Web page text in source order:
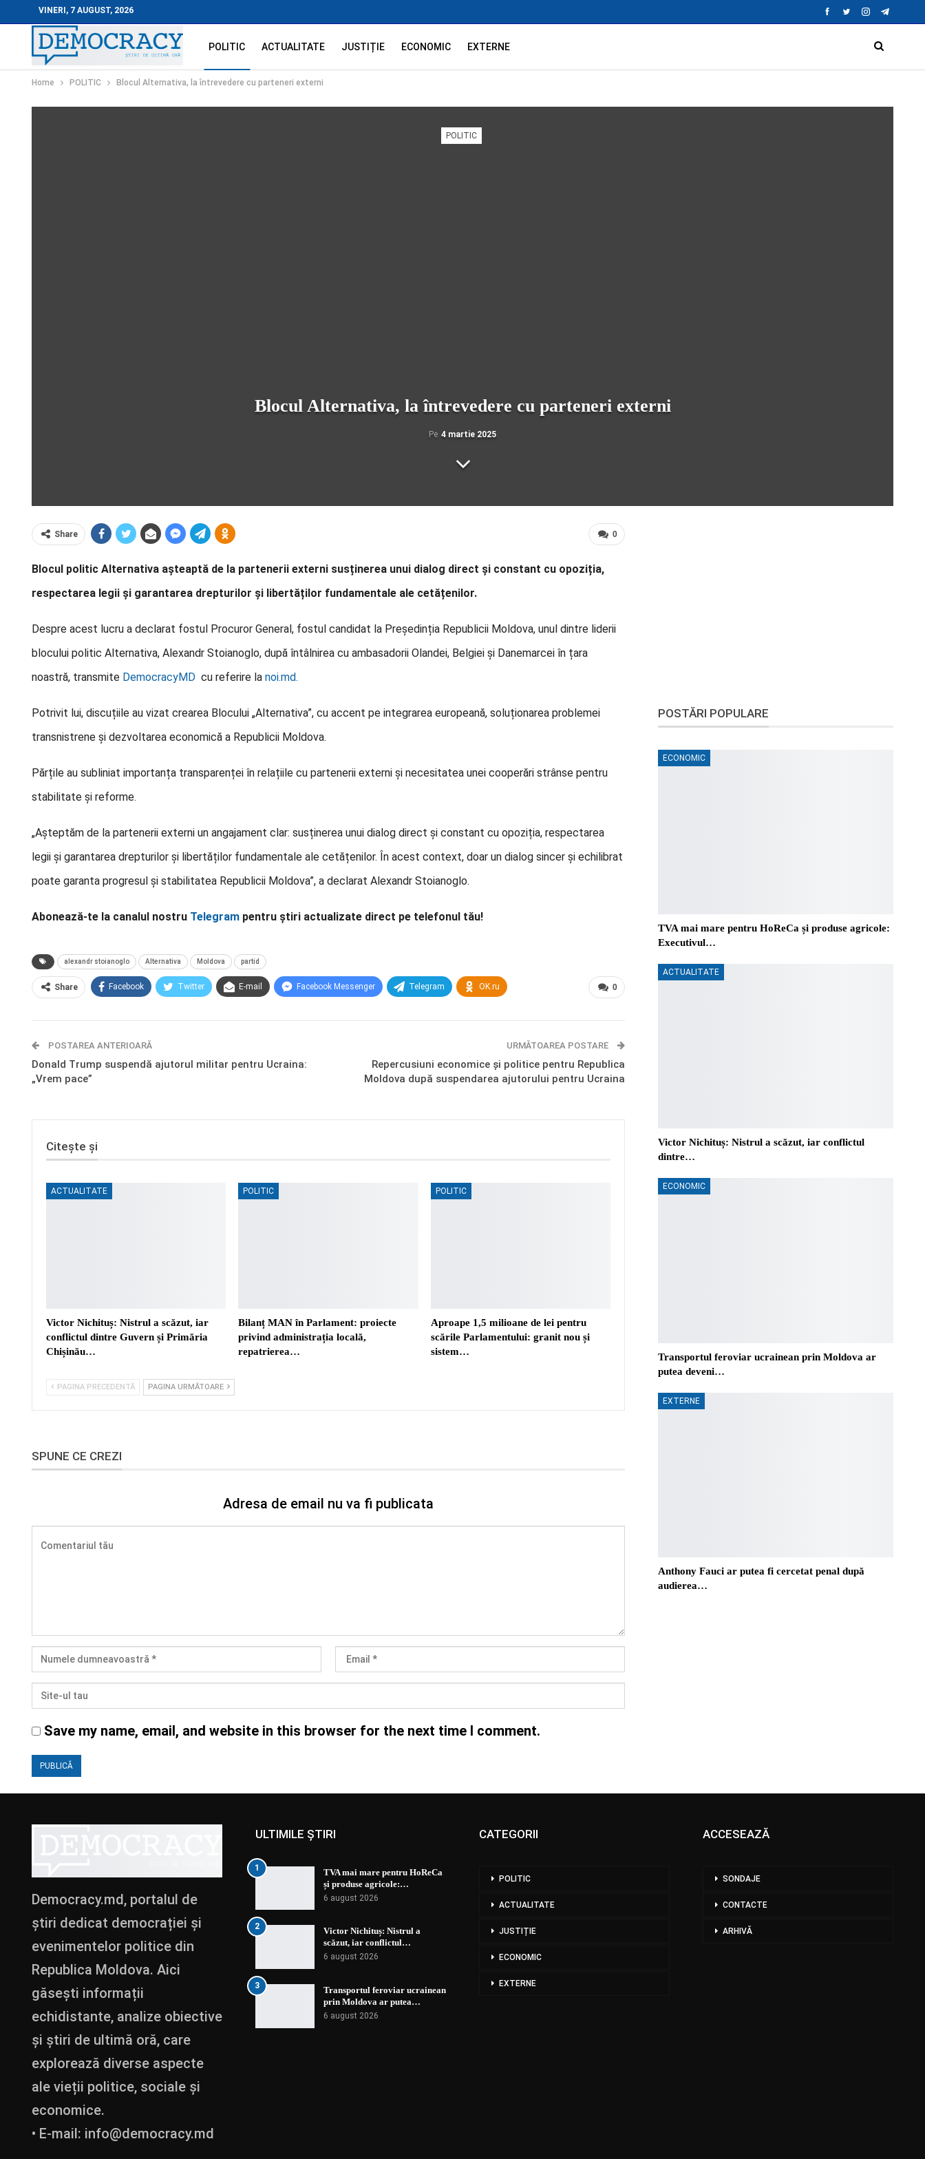
VINERI, 7 AUGUST, 2026
POLITIC ACTUALITATE JUSTIȚIE ECONOMIC EXTERNE
Home POLITIC Blocul Alternativa, la întrevedere cu parteneri externi
POLITIC
Blocul Alternativa, la întrevedere cu parteneri externi
Pe 4 martie 2025
0
Share
Blocul politic Alternativa așteaptă de la partenerii externi susținerea unui dialog direct și constant cu opoziția,
respectarea legii și garantarea drepturilor și libertăților fundamentale ale cetățenilor.
Despre acest lucru a declarat fostul Procuror General, fostul candidat la Președinția Republicii Moldova, unul dintre liderii
blocului politic Alternativa, Alexandr Stoianoglo, după întâlnirea cu ambasadorii Olandei, Belgiei și Danemarcei în țara
noastră, transmite DemocracyMD cu referire la noi.md.
Potrivit lui, discuțiile au vizat crearea Blocului „Alternativa”, cu accent pe integrarea europeană, soluționarea problemei
transnistrene și dezvoltarea economică a Republicii Moldova.
Părțile au subliniat importanța transparenței în relațiile cu partenerii externi și necesitatea unei cooperări strânse pentru
stabilitate și reforme.
„Așteptăm de la partenerii externi un angajament clar: susținerea unui dialog direct și constant cu opoziția, respectarea
legii și garantarea drepturilor și libertăților fundamentale ale cetățenilor. În acest context, doar un dialog sincer și echilibrat
poate garanta progresul și stabilitatea Republicii Moldova”, a declarat Alexandr Stoianoglo.
Abonează-te la canalul nostru Telegram pentru știri actualizate direct pe telefonul tău!
alexandr stoianoglo Alternativa Moldova partid
0
Share Facebook Twitter E-mail Facebook Messenger Telegram OK.ru
POSTAREA ANTERIOARĂ
Donald Trump suspendă ajutorul militar pentru Ucraina:
„Vrem pace”
URMĂTOAREA POSTARE
Repercusiuni economice și politice pentru Republica
Moldova după suspendarea ajutorului pentru Ucraina
Citește și
ACTUALITATE
Victor Nichituș: Nistrul a scăzut, iar
conflictul dintre Guvern și Primăria
Chișinău…
POLITIC
Bilanț MAN în Parlament: proiecte
privind administrația locală,
repatrierea…
POLITIC
Aproape 1,5 milioane de lei pentru
scările Parlamentului: granit nou și
sistem…
PAGINA PRECEDENTĂ PAGINA URMĂTOARE
SPUNE CE CREZI
Adresa de email nu va fi publicata
Save my name, email, and website in this browser for the next time I comment.
POSTĂRI POPULARE
ECONOMIC
TVA mai mare pentru HoReCa și produse agricole:
Executivul…
ACTUALITATE
Victor Nichituș: Nistrul a scăzut, iar conflictul
dintre…
ECONOMIC
Transportul feroviar ucrainean prin Moldova ar
putea deveni…
EXTERNE
Anthony Fauci ar putea fi cercetat penal după
audierea…
Democracy.md, portalul de
știri dedicat democrației și
evenimentelor politice din
Republica Moldova. Aici
găsești informații
echidistante, analize obiective
și știri de ultimă oră, care
explorează diverse aspecte
ale vieții politice, sociale și
economice.
• E-mail: info@democracy.md
ULTIMILE ȘTIRI
1
TVA mai mare pentru HoReCa
și produse agricole:…
6 august 2026
2
Victor Nichituș: Nistrul a
scăzut, iar conflictul…
6 august 2026
3
Transportul feroviar ucrainean
prin Moldova ar putea…
6 august 2026
CATEGORII
POLITIC
ACTUALITATE
JUSTIȚIE
ECONOMIC
EXTERNE
ACCESEAZĂ
SONDAJE
CONTACTE
ARHIVĂ